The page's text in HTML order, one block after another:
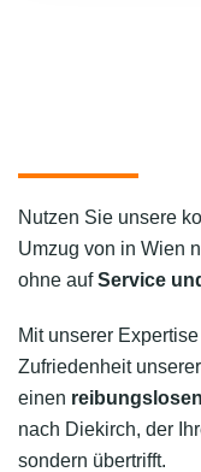
Nutzen Sie unsere
Umzug von in Wien
ohne aufService
Mit unserer
Zufriedenheit
einen
nach Diekirch, der
sondern übertrifft.